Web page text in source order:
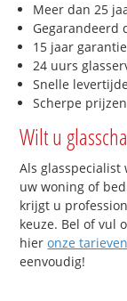
Meer dan 25
Gegarandeerd
15 jaar
24 uurs
Snelle
Scherpe prijzen
Wilt u
Als glasspecialist
uw woning of
krijgt u
keuze. Bel of vul
hieronze tarieven
eenvoudig!